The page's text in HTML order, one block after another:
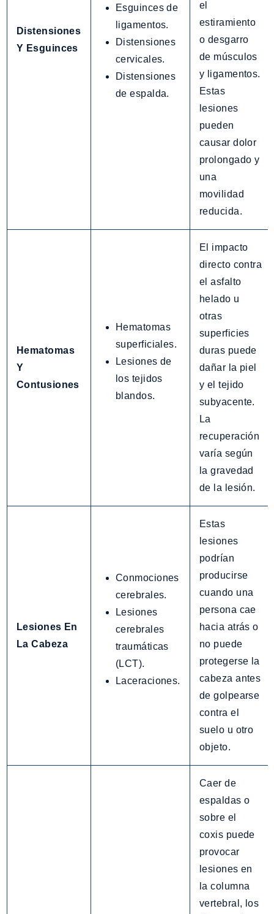
Distensiones
Y Esguinces
Esguinces de
ligamentos.
Distensiones
cervicales.
Distensiones
de espalda.
el
estiramiento
o desgarro
de músculos
y ligamentos.
Estas
lesiones
pueden
causar dolor
prolongado y
una
movilidad
reducida.
Hematomas
Y
Contusiones
Hematomas
superficiales.
Lesiones de
los tejidos
blandos.
El impacto
directo contra
el asfalto
helado u
otras
superficies
duras puede
dañar la piel
y el tejido
subyacente.
La
recuperación
varía según
la gravedad
de la lesión.
Lesiones En
La Cabeza
Conmociones
cerebrales.
Lesiones
cerebrales
traumáticas
(LCT).
Laceraciones.
Estas
lesiones
podrían
producirse
cuando una
persona cae
hacia atrás o
no puede
protegerse la
cabeza antes
de golpearse
contra el
suelo u otro
objeto.
Caer de
espaldas o
sobre el
coxis puede
provocar
lesiones en
la columna
vertebral, los